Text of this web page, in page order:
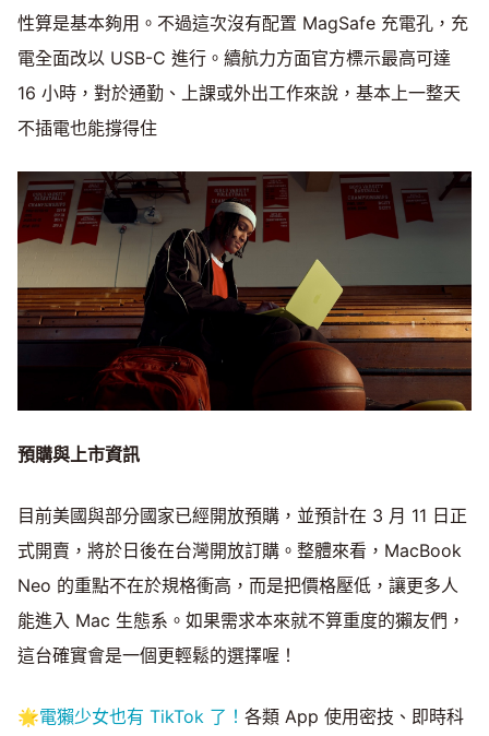
性算是基本夠用。不過這次沒有配置 MagSafe 充電孔，充
電全面改以 USB-C 進行。續航力方面官方標示最高可達
16 小時，對於通勤、上課或外出工作來說，基本上一整天
不插電也能撐得住
預購與上市資訊
目前美國與部分國家已經開放預購，並預計在 3 月 11 日正
式開賣，將於日後在台灣開放訂購。整體來看，MacBook
Neo 的重點不在於規格衝高，而是把價格壓低，讓更多人
能進入 Mac 生態系。如果需求本來就不算重度的獺友們，
這台確實會是一個更輕鬆的選擇喔！
🌟電獺少女也有 TikTok 了！ 各類 App 使用密技、即時科